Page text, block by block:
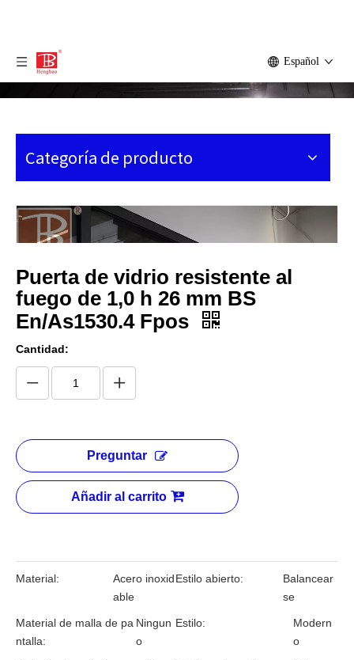
Español
Categoría de producto
Puerta de vidrio resistente al
fuego de 1,0 h 26 mm BS
En/As1530.4 Fpos
Cantidad:
Preguntar
Añadir al carrito
Material:
Acero inoxid
able
Estilo abierto:
Balancear
se
Material de malla de pa
ntalla:
Ningun
o
Estilo:
Modern
o